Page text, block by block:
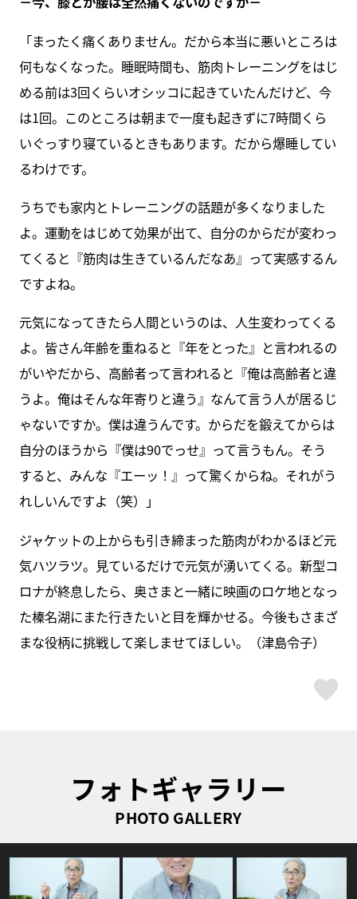
「まったく痛くありません。だから本当に悪いところは
何もなくなった。睡眠時間も、筋肉トレーニングをはじ
める前は3回くらいオシッコに起きていたんだけど、今
は1回。このところは朝まで一度も起きずに7時間くら
いぐっすり寝ているときもあります。だから爆睡してい
るわけです。
うちでも家内とトレーニングの話題が多くなりました
よ。運動をはじめて効果が出て、自分のからだが変わっ
てくると『筋肉は生きているんだなあ』って実感するん
ですよね。
元気になってきたら人間というのは、人生変わってくる
よ。皆さん年齢を重ねると『年をとった』と言われるの
がいやだから、高齢者って言われると『俺は高齢者と違
うよ。俺はそんな年寄りと違う』なんて言う人が居るじ
ゃないですか。僕は違うんです。からだを鍛えてからは
自分のほうから『僕は90でっせ』って言うもん。そう
すると、みんな『エーッ！』って驚くからね。それがう
れしいんですよ（笑）」
ジャケットの上からも引き締まった筋肉がわかるほど元
気ハツラツ。見ているだけで元気が湧いてくる。新型コ
ロナが終息したら、奥さまと一緒に映画のロケ地となっ
た榛名湖にまた行きたいと目を輝かせる。今後もさまざ
まな役柄に挑戦して楽しませてほしい。（津島令子）
フォトギャラリー
PHOTO GALLERY